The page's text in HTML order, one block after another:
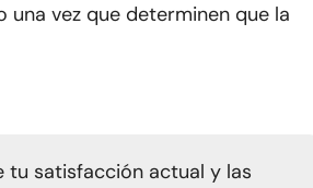
vez que determinen que la
tu satisfacción actual y las